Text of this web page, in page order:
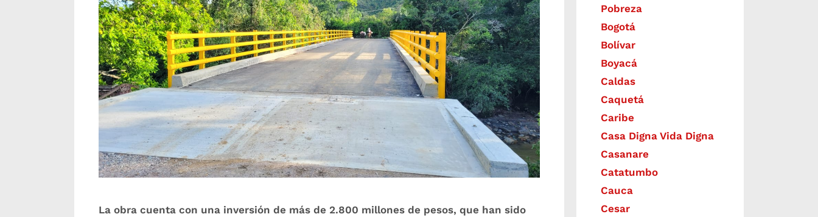
La obra cuenta con una inversión de más de 2.800 millones de pesos, que han sido
Pobreza
Bogotá
Bolívar
Boyacá
Caldas
Caquetá
Caribe
Casa Digna Vida Digna
Casanare
Catatumbo
Cauca
Cesar